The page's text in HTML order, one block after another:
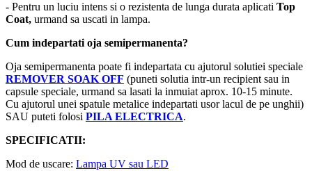
- Pentru un luciu intens si o rezistenta de lunga durata aplicati Top
Coat, urmand sa uscati in lampa.
Cum indepartati oja semipermanenta?
Oja semipermanenta poate fi indepartata cu ajutorul solutiei speciale
REMOVER SOAK OFF (puneti solutia intr-un recipient sau in
capsule speciale, urmand sa lasati la inmuiat aprox. 10-15 minute.
Cu ajutorul unei spatule metalice indepartati usor lacul de pe unghii)
SAU puteti folosi PILA ELECTRICA.
SPECIFICATII:
Mod de uscare: Lampa UV sau LED